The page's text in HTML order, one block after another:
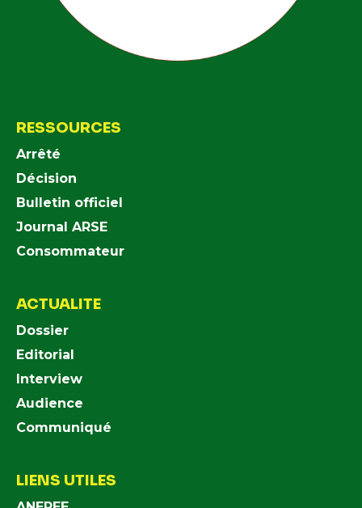
RESSOURCES
Arrêté
Décision
Bulletin officiel
Journal ARSE
Consommateur
ACTUALITE
Dossier
Editorial
Interview
Audience
Communiqué
LIENS UTILES